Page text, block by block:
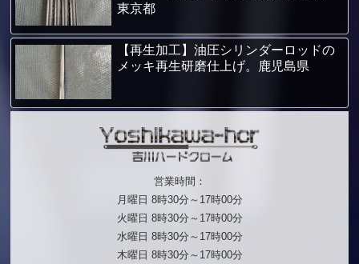
東京都
【再生加工】油圧シリンダーロッドの
メッキ再生研磨仕上げ。鹿児島県
営業時間：
月曜日 8時30分～17時00分
火曜日 8時30分～17時00分
水曜日 8時30分～17時00分
木曜日 8時30分～17時00分